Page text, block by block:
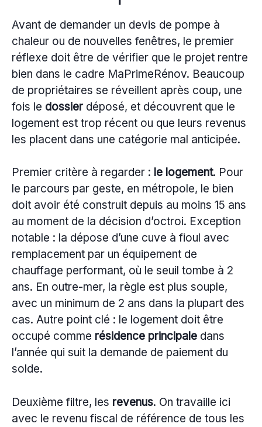
Avant de demander un devis de pompe à
chaleur ou de nouvelles fenêtres, le premier
réflexe doit être de vérifier que le projet rentre
bien dans le cadre MaPrimeRénov. Beaucoup
de propriétaires se réveillent après coup, une
fois le dossierdéposé, et découvrent que le
logement est trop récent ou que leurs revenus
les placent dans une catégorie mal anticipée.
Premier critère à regarder : le logement. Pour
le parcours par geste, en métropole, le bien
doit avoir été construit depuis au moins 15 ans
au moment de la décision d’octroi. Exception
notable : la dépose d’une cuve à fioul avec
remplacement par un équipement de
chauffage performant, où le seuil tombe à 2
ans. En outre-mer, la règle est plus souple,
avec un minimum de 2 ans dans la plupart des
cas. Autre point clé : le logement doit être
occupé comme résidence principale dans
l’année qui suit la demande de paiement du
solde.
Deuxième filtre, les revenus. On travaille ici
avec le revenu fiscal de référence de tous les